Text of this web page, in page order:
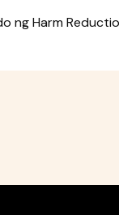
ng Harm